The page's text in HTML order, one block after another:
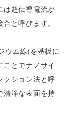
は超伝導電流が
と呼びます。
ウム線)を基板に
ことでナノサイ
クション法と呼
清浄な表面を持